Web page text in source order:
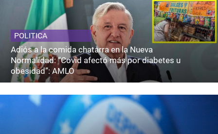
POLITICA
Adiós a la comida chatarra en la Nueva
Normalidad: “Covid afectó más por diabetes u
obesidad”: AMLO